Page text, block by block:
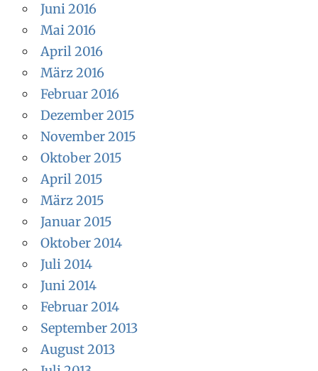
Juni 2016
Mai 2016
April 2016
März 2016
Februar 2016
Dezember 2015
November 2015
Oktober 2015
April 2015
März 2015
Januar 2015
Oktober 2014
Juli 2014
Juni 2014
Februar 2014
September 2013
August 2013